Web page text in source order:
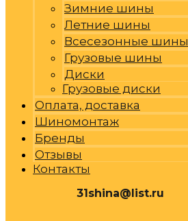
Зимние шины
Летние шины
Всесезонные шины
Грузовые шины
Диски
Грузовые диски
Оплата, доставка
Шиномонтаж
Бренды
Отзывы
Контакты
31shina@list.ru